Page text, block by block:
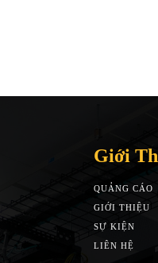
Giới
QUẢNG CÁO
GIỚI THIỆU
SỰ KIỆN
LIÊN HỆ